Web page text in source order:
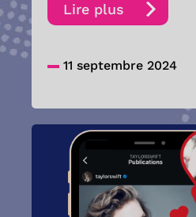
Lire plus
11 septembre 2024